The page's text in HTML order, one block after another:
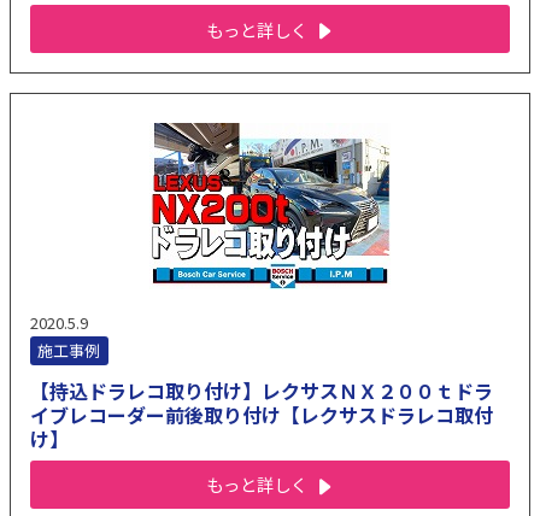
もっと詳しく
2020.5.9
施工事例
【持込ドラレコ取り付け】レクサスＮＸ２００ｔドラ
イブレコーダー前後取り付け【レクサスドラレコ取付
け】
もっと詳しく